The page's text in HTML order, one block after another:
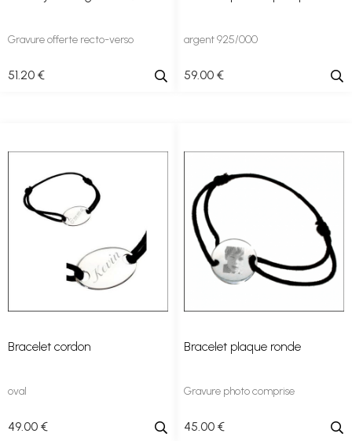
Gravure offerte recto-verso
51.20 €
argent 925/000
59.00 €
Bracelet cordon
oval
49.00 €
Bracelet plaque ronde
Gravure photo comprise
45.00 €